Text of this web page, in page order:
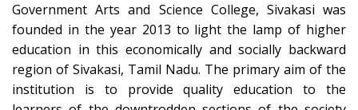
Government Arts and Science College, Sivakasi was
founded in the year 2013 to light the lamp of higher
education in this economically and socially backward
region of Sivakasi, Tamil Nadu. The primary aim of the
institution is to provide quality education to the